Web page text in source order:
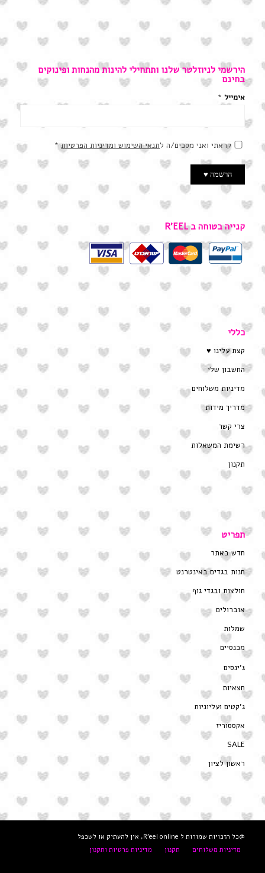
הירשמי לניוזלטר שלנו ותתחילי להינות מהנחות ופינוקים
בחינם
אימייל *
קראתי ואני מסכים/ה לתנאי השימוש ומדיניות הפרטיות*
קנייה בטוחה ב R’EEL
כללי
קצת עלינו ♥
החשבון שלי
מדיניות משלוחים
מדריך מידות
צרי קשר
רשימת המשאלות
תקנון
תפריט
חדש באתר
חנות בגדים באינטרנט
חולצות ובגדי גוף
אוברולים
שמלות
מכנסיים
ג’ינסים
חצאיות
ג’קטים ועליוניות
אקססוריז
SALE
ראשון לציון
@כל הזכויות שמורות ל R'eel online, אין להעתיק או לשכפל
מדיניות משלוחים
תקנון מדיניות פרטיות ותקנון